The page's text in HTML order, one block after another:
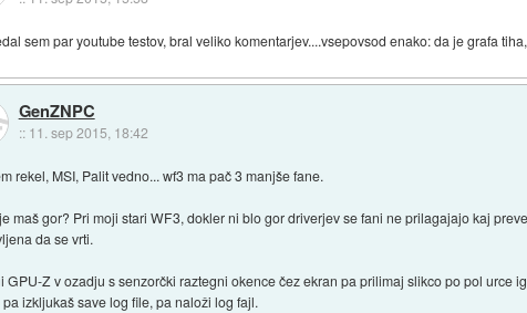
sem par youtube testov, bral veliko komentarjev....vsepovsod enako: da je grafa
GenZNPC
:: 11. sep 2015, 18:42
rekel, MSI, Palit vedno... wf3 ma pač 3 manjše fane.
maš gor? Pri moji stari WF3, dokler ni blo gor driverjev se fani ne prilagajajo kaj
da se vrti.
GPU-Z v ozadju s senzorčki raztegni okence čez ekran pa prilimaj slikco po pol urce
pa izkljukaš save log file, pa naloži log fajl.